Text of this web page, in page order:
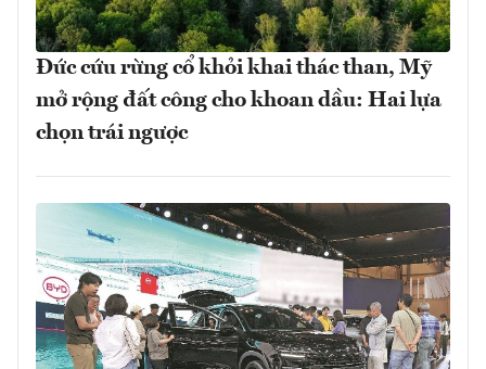
Đức cứu rừng cổ khỏi khai thác than, Mỹ
mở rộng đất công cho khoan dầu: Hai lựa
chọn trái ngược